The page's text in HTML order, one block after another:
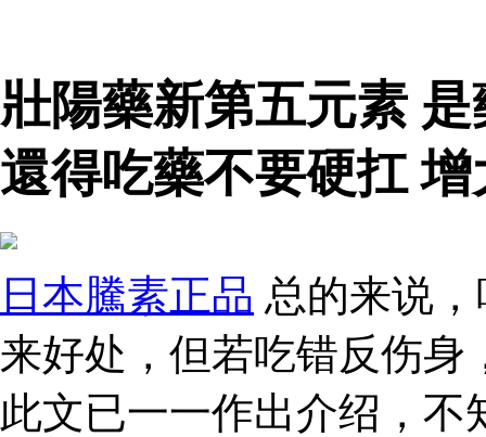
壯陽藥新第五元素
還得吃藥不要硬扛
日本騰素正品 总的来说
来好处，但若吃错反伤身
此文已一一作出介绍，